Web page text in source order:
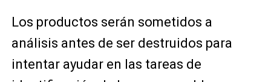
Los productos serán sometidos a
análisis antes de ser destruidos para
intentar ayudar en las tareas de